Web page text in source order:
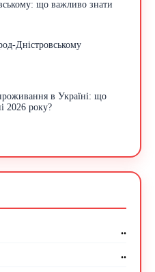
що важливо знати
Дністровському
в Україні: що
2026 року?
..
..